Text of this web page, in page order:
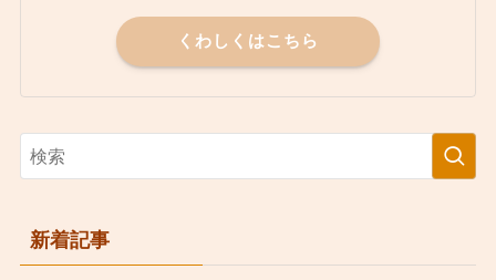
くわしくはこちら
新着記事